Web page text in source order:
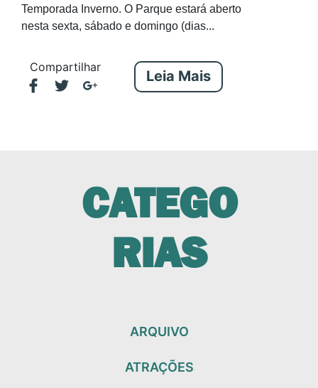
Temporada Inverno. O Parque estará aberto
nesta sexta, sábado e domingo (dias...
Compartilhar
Leia Mais
CATEGO
RIAS
ARQUIVO
ATRAÇÕES